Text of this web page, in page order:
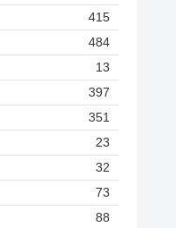
415
484
13
397
351
23
32
73
88